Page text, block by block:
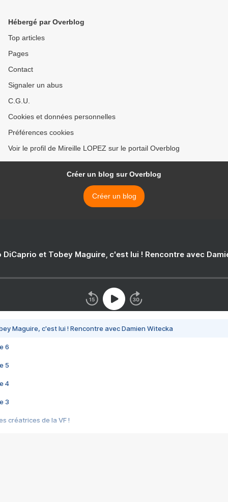
Hébergé par Overblog
Top articles
Pages
Contact
Signaler un abus
C.G.U.
Cookies et données personnelles
Préférences cookies
Voir le profil de Mireille LOPEZ sur le portail Overblog
Créer un blog sur Overblog
Créer un blog
DiCaprio et Tobey Maguire, c'est lui ! Rencontre avec
Maguire, c'est lui ! Rencontre avec Damien Witecka
6
5
4
3
créatrices de la VF !